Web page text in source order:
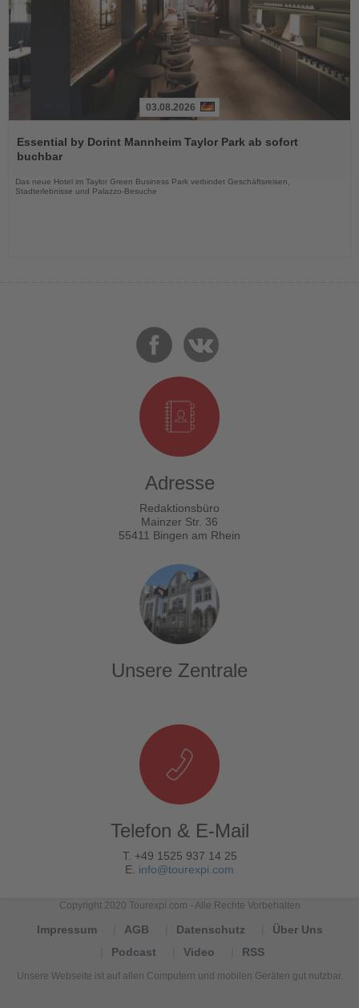
Sie
die
03.08.2026
Essential by Dorint Mannheim Taylor Park ab sofort
buchbar
Das neue Hotel im Taylor Green Business Park verbindet Geschäftsreisen,
Stadterlebnisse und Palazzo-Besuche
Adresse
Redaktionsbüro
Mainzer Str. 36
55411 Bingen am Rhein
Unsere Zentrale
Telefon & E-Mail
T. +49 1525 937 14 25
E. info@tourexpi.com
Copyright 2020 Tourexpi.com - Alle Rechte Vorbehalten
Impressum AGB Datenschutz
Über Uns
Podcast
Video RSS
Unsere Webseite ist auf allen Computern und mobilen Geräten gut nutzbar.